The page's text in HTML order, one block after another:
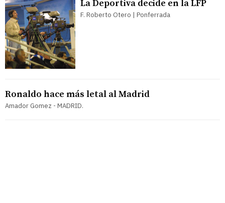
La Deportiva decide en la LFP
F. Roberto Otero | Ponferrada
Ronaldo hace más letal al Madrid
Amador Gomez - MADRID.